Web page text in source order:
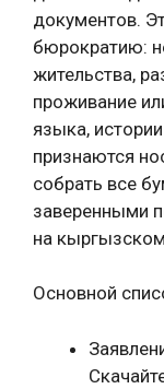
документов.
бюрократию:
жительства,
проживание
языка,
признаются
собрать все
заверенными
на
Основной